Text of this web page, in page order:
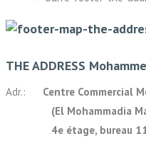
THE ADDRESS
Adr.: Centre Commercial
(El Mohammadia
4e étage, bureau